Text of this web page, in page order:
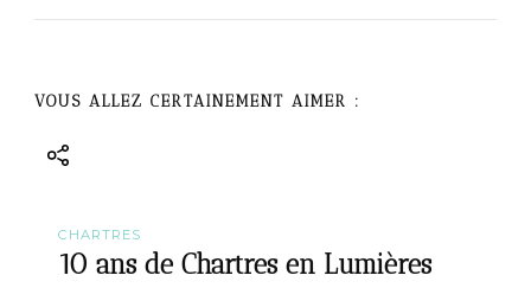
a
t
n
VOUS ALLEZ CERTAINEMENT AIMER :
CHARTRES
10 ans de Chartres en Lumières